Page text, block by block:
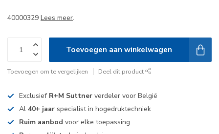
40000329 Lees meer.
Toevoegen aan winkelwagen
Toevoegen om te vergelijken Deel dit product
Exclusief R+M Suttner verdeler voor België
Al 40+ jaar specialist in hogedruktechniek
Ruim aanbod voor elke toepassing